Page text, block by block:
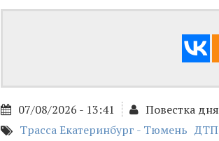
07/08/2026 - 13:41 Повестка дня
Трасса Екатеринбург - Тюмень ДТП